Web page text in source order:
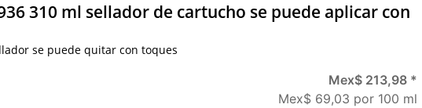
310 ml sellador de cartucho se puede aplicar con
se puede quitar con toques
Mex$ 213,98 *
Mex$ 69,03 por 100 ml